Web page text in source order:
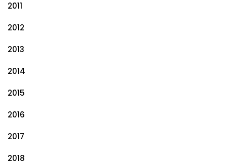
2011
2012
2013
2014
2015
2016
2017
2018